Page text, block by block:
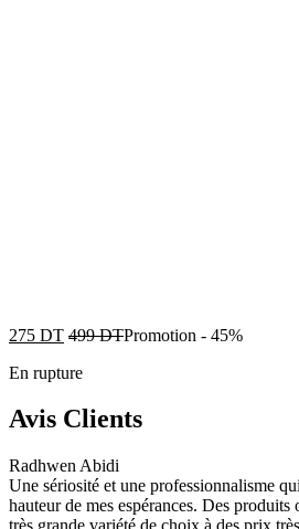
275 DT 499DTPromotion - 45%
En rupture
Avis Clients
Radhwen Abidi
Une sériosité et une professionnalisme
hauteur de mes espérances. Des